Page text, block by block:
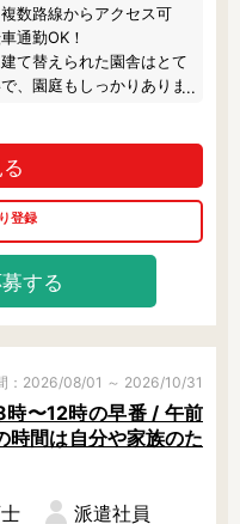
数路線からアクセス可
通勤OK！
て替えられた園舎はとて
、園庭もしっかりありま
い物にも◎
する
：2026/08/01 ～ 2026/10/31
〜12時の早番 / 午前
時間は自分や家族のた
派遣社員